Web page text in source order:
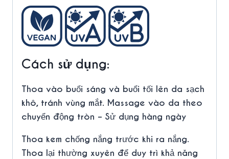
Cách sử dụng:
Thoa vào buổi sáng và buổi tối lên da sạch
khô, tránh vùng mắt. Massage vào da theo
chuyển động tròn – Sử dụng hàng ngày
Thoa kem chống nắng trước khi ra nắng.
Thoa lại thường xuyên để duy trì khả năng